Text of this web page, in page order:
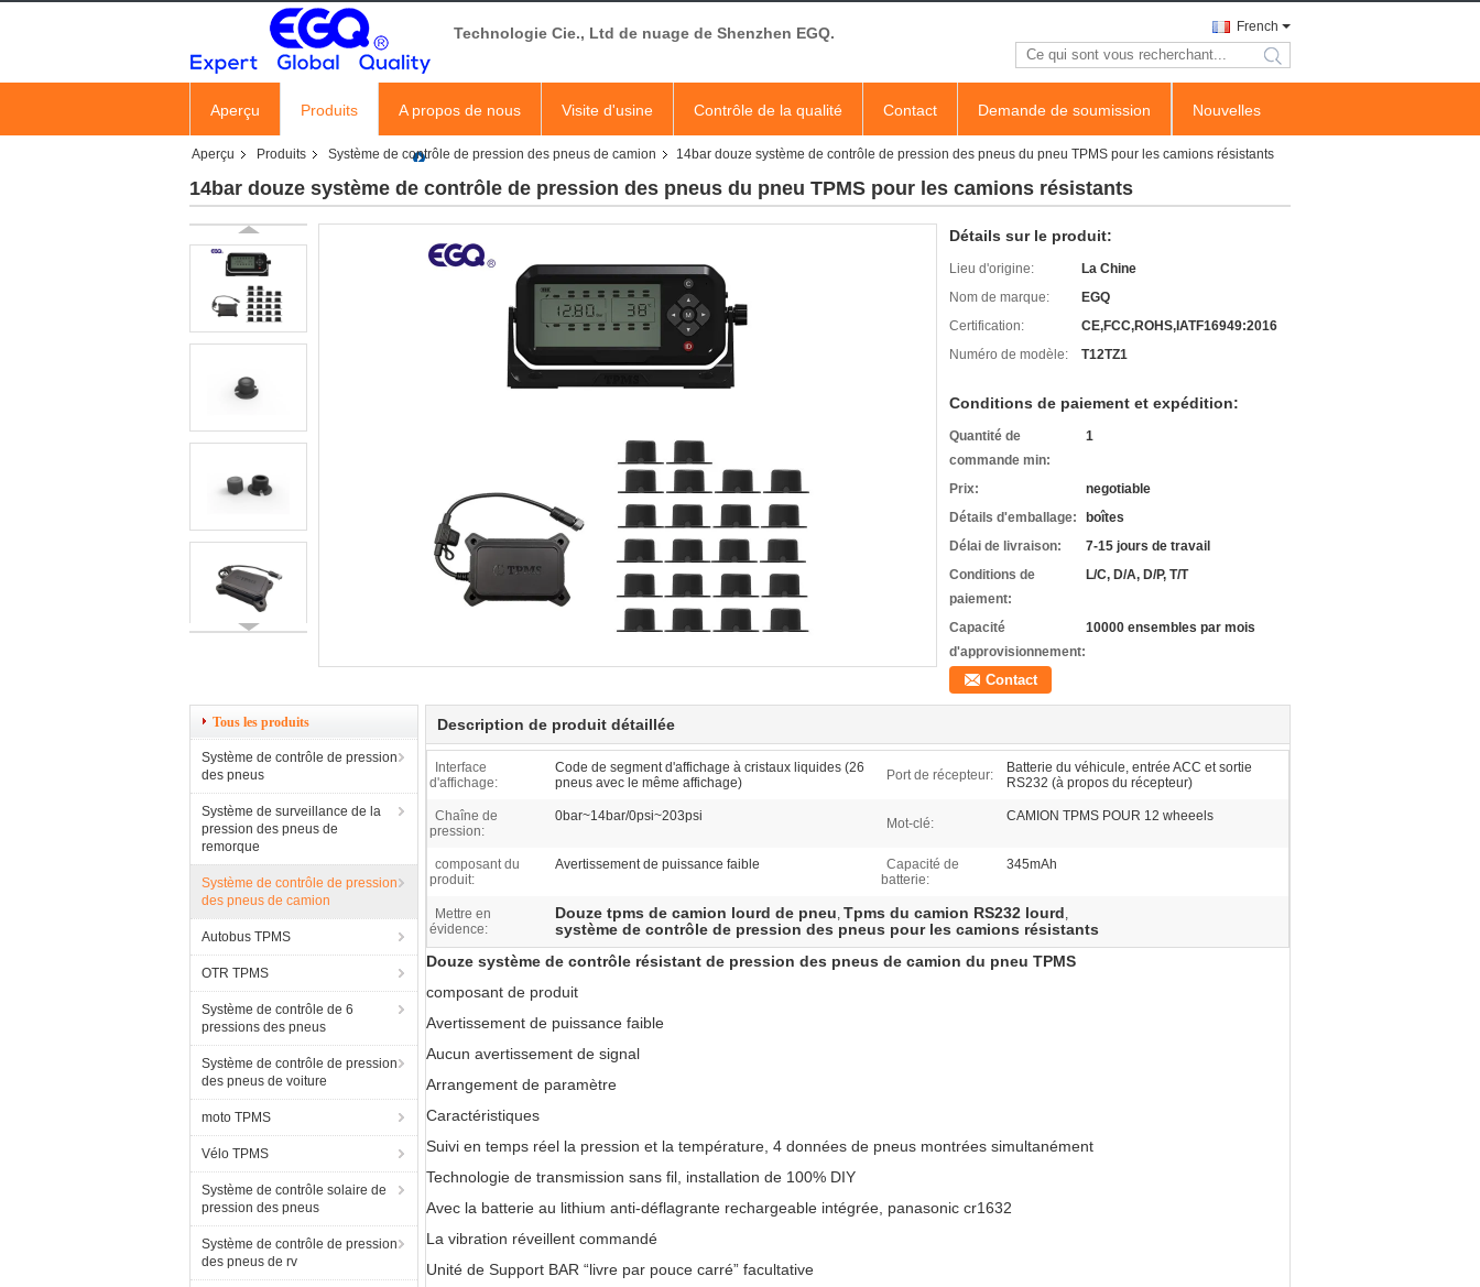
Technologie Cie., Ltd de nuage de Shenzhen EGQ. French
search
Aperçu Produits A propos de nous Visite d'usine Contrôle de la qualité Contact Demande de soumission Nouvelles
Aperçu Produits Système de contrôle de pression des pneus de camion 14bar douze système de contrôle de pression des pneus du pneu TPMS pour les camions résistants
14bar douze système de contrôle de pression des pneus du pneu TPMS pour les camions résistants
Détails sur le produit:
Lieu d'origine:
La Chine
Nom de marque:
EGQ
Certification:
CE,FCC,ROHS,IATF16949:2016
Numéro de modèle:
T12TZ1
Conditions de paiement et expédition:
Quantité de
commande min:
1
Prix:
negotiable
Détails d'emballage:
boîtes
Délai de livraison:
7-15 jours de travail
Conditions de
paiement:
L/C, D/A, D/P, T/T
Capacité
d'approvisionnement:
10000 ensembles par mois
Contact
Tous les produits
Système de contrôle de pression
des pneus
Système de surveillance de la
pression des pneus de
remorque
Système de contrôle de pression
des pneus de camion
Autobus TPMS
OTR TPMS
Système de contrôle de 6
pressions des pneus
Système de contrôle de pression
des pneus de voiture
moto TPMS
Vélo TPMS
Système de contrôle solaire de
pression des pneus
Système de contrôle de pression
des pneus de rv
Description de produit détaillée
Interface
d'affichage:
Code de segment d'affichage à cristaux liquides (26
pneus avec le même affichage)
Port de récepteur:
Batterie du véhicule, entrée ACC et sortie
RS232 (à propos du récepteur)
Chaîne de
pression:
0bar~14bar/0psi~203psi Mot-clé: CAMION TPMS POUR 12 wheeels
composant du
produit:
Avertissement de puissance faible
Capacité de
batterie:
345mAh
Mettre en
évidence:
Douze tpms de camion lourd de pneu, Tpms du camion RS232 lourd,
système de contrôle de pression des pneus pour les camions résistants
Douze système de contrôle résistant de pression des pneus de camion du pneu TPMS
composant de produit
Avertissement de puissance faible
Aucun avertissement de signal
Arrangement de paramètre
Caractéristiques
Suivi en temps réel la pression et la température, 4 données de pneus montrées simultanément
Technologie de transmission sans fil, installation de 100% DIY
Avec la batterie au lithium anti-déflagrante rechargeable intégrée, panasonic cr1632
La vibration réveillent commandé
Unité de Support BAR “livre par pouce carré” facultative